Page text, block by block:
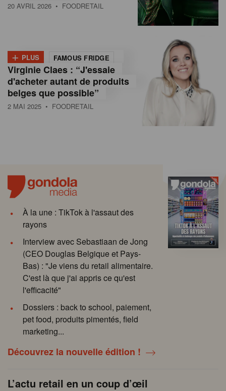
20 AVRIL 2026 • FOODRETAIL
+ PLUS FAMOUS FRIDGE
Virginie Claes : “J'essaie
d'acheter autant de produits
belges que possible”
2 MAI 2025 • FOODRETAIL
À la une : TikTok à l'assaut des
rayons
Interview avec Sebastiaan de Jong
(CEO Douglas Belgique et Pays-
Bas) : "Je viens du retail alimentaire.
C'est là que j'ai appris ce qu'est
l'efficacité"
Dossiers : back to school, paiement,
pet food, produits pimentés, field
marketing...
Découvrez la nouvelle édition !
L’actu retail en un coup d’œil